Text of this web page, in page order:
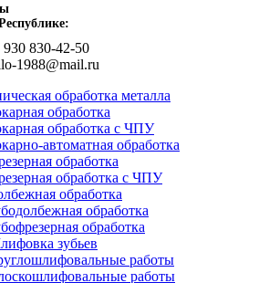
830-42-50
1988@mail.ru
обработка металла
обработка
обработка с ЧПУ
автоматная обработка
обработка
обработка c ЧПУ
обработка
обработка
обработка
зубьев
работы
работы